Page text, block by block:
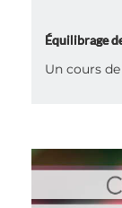
Équilibrage
Un cours